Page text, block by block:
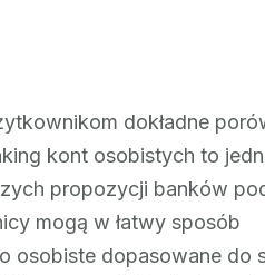
dokładne
kont osobistych to
propozycji banków
mogą w łatwy sposób
osobiste dopasowane do